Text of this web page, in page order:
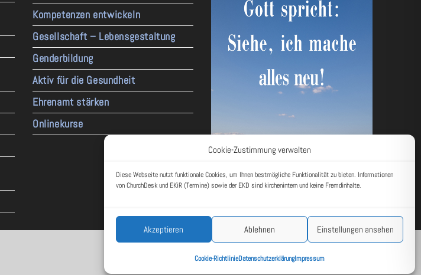
Cookie-Zustimmung verwalten
Diese Webseite nutzt funktionale Cookies, um Ihnen bestmögliche Funktionalität zu bieten. Informationen
von ChurchDesk und EKiR (Termine) sowie der EKD sind kirchenintern und keine Fremdinhalte.
Akzeptieren Ablehnen Einstellungen ansehen
Cookie-RichtlinieDatenschutzerklärungImpressum
Kompetenzen entwickeln
Gesellschaft – Lebensgestaltung
Genderbildung
Aktiv für die Gesundheit
Ehrenamt stärken
Onlinekurse
Rückblick Impressum Datenschutzerklärung Cookie-Richtlinie (EU)